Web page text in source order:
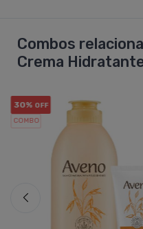
Combos
Crema
30% OFF
COMBO